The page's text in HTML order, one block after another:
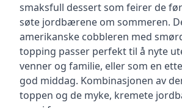
smaksfull dessert som feirer de
søte jordbærene om sommeren.
amerikanske cobbleren med
topping passer perfekt til å nyte
venner og familie, eller som en
god middag. Kombinasjonen av
toppen og de myke, kremete